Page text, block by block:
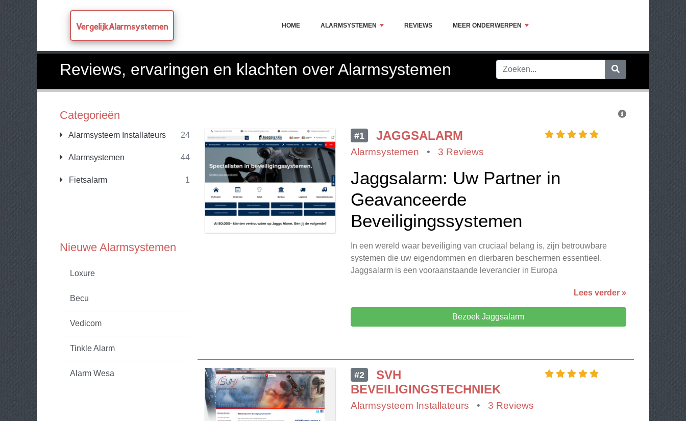
VergelijkAlarmsystemen HOME ALARMSYSTEMEN REVIEWS MEER ONDERWERPEN
Reviews, ervaringen en klachten over Alarmsystemen
Categorieën
Alarmsysteem Installateurs 24
Alarmsystemen 44
Fietsalarm 1
Nieuwe Alarmsystemen
Loxure
Becu
Vedicom
Tinkle Alarm
Alarm Wesa
#1 JAGGSALARM
Alarmsystemen • 3 Reviews
Jaggsalarm: Uw Partner in
Geavanceerde
Beveiligingssystemen
In een wereld waar beveiliging van cruciaal belang is, zijn betrouwbare
systemen die uw eigendommen en dierbaren beschermen essentieel.
Jaggsalarm is een vooraanstaande leverancier in Europa
Lees verder »
Bezoek Jaggsalarm
#2
SVH
BEVEILIGINGSTECHNIEK
Alarmsysteem Installateurs • 3 Reviews